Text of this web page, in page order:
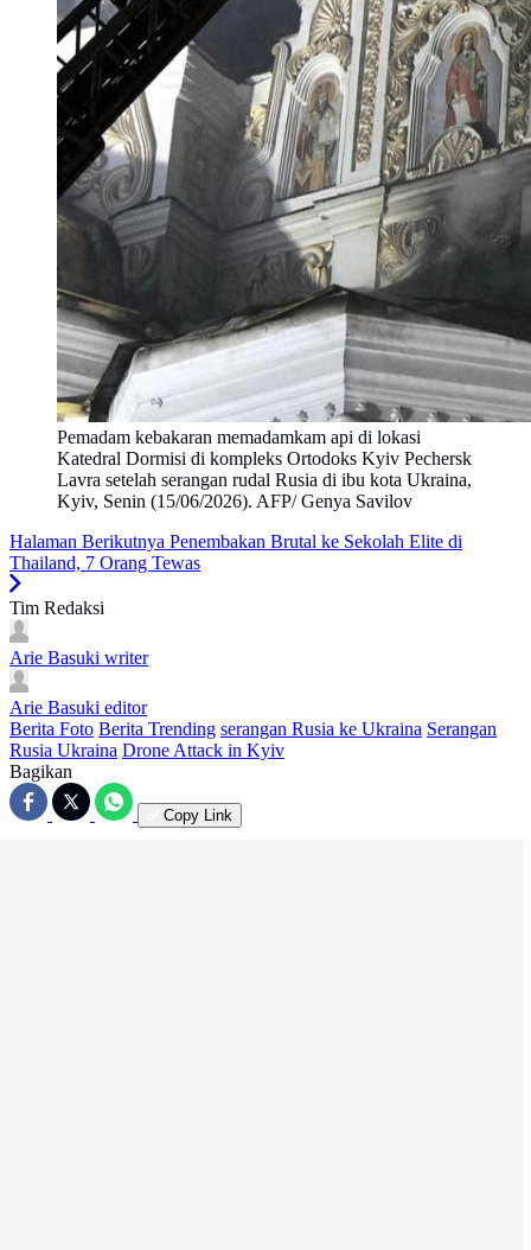
Pemadam kebakaran memadamkam api di lokasi
Katedral Dormisi di kompleks Ortodoks Kyiv Pechersk
Lavra setelah serangan rudal Rusia di ibu kota Ukraina,
Kyiv, Senin (15/06/2026). AFP/ Genya Savilov
Halaman Berikutnya Penembakan Brutal ke Sekolah Elite di
Thailand, 7 Orang Tewas
Tim Redaksi
Arie Basuki writer
Arie Basuki editor
Berita Foto Berita Trending serangan Rusia ke Ukraina Serangan
Rusia Ukraina Drone Attack in Kyiv
Bagikan
Copy Link